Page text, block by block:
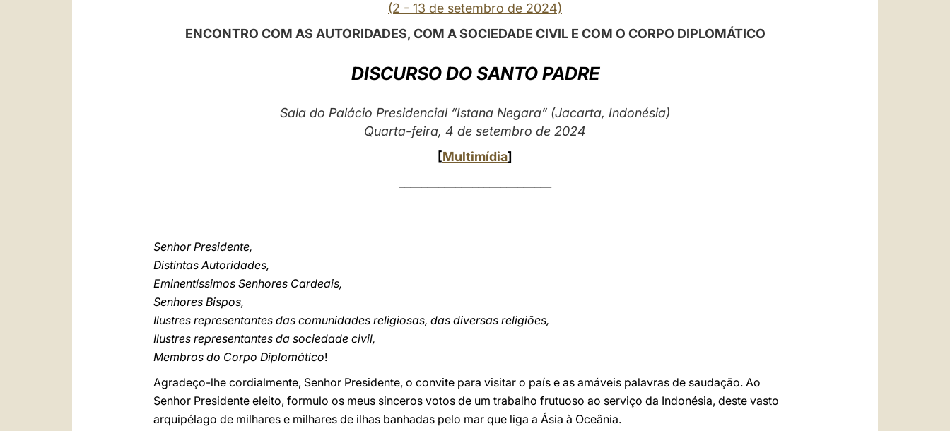
العربيّة
(2 - 13 de setembro de 2024)
ENCONTRO COM AS AUTORIDADES, COM A SOCIEDADE CIVIL E COM O CORPO DIPLOMÁTICO
DISCURSO DO SANTO PADRE
Sala do Palácio Presidencial “Istana Negara” (Jacarta, Indonésia)
Quarta-feira, 4 de setembro de 2024
[Multimídia]
Senhor Presidente,
Distintas Autoridades,
Eminentíssimos Senhores Cardeais,
Senhores Bispos,
Ilustres representantes das comunidades religiosas, das diversas religiões,
Ilustres representantes da sociedade civil,
Membros do Corpo Diplomático!
Agradeço-lhe cordialmente, Senhor Presidente, o convite para visitar o país e as amáveis palavras de saudação. Ao
Senhor Presidente eleito, formulo os meus sinceros votos de um trabalho frutuoso ao serviço da Indonésia, deste vasto
arquipélago de milhares e milhares de ilhas banhadas pelo mar que liga a Ásia à Oceânia.